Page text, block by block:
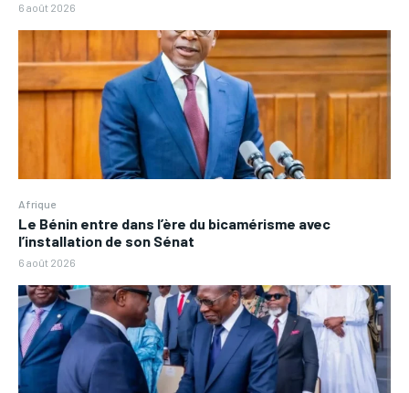
6 août 2026
Afrique
Le Bénin entre dans l’ère du bicamérisme avec
l’installation de son Sénat
6 août 2026